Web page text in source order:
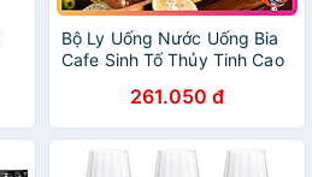
Bộ Ly Uống Nước Uống Bia
Cafe Sinh Tố Thủy Tinh Cao
Drink B07812 Dung Tích
340ml
261.050 đ